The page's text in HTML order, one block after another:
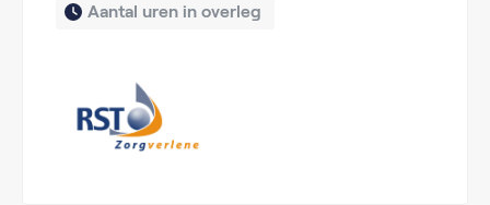
Aantal uren in overleg